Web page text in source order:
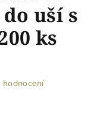
uší s
ks